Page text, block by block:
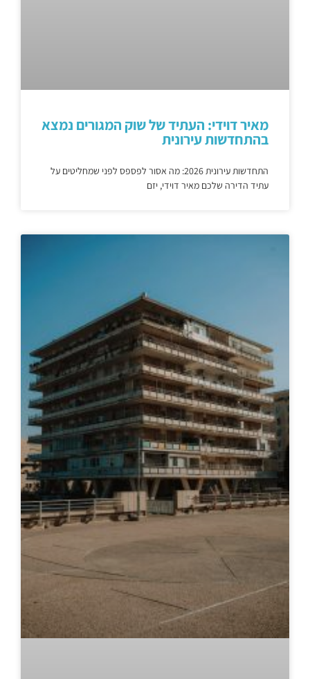
מאיר דוידי: העתיד של שוק המגורים נמצא
בהתחדשות עירונית
התחדשות עירונית 2026: מה אסור לפספס לפני שמחליטים על
עתיד הדירה שלכם מאיר דוידי, יזם